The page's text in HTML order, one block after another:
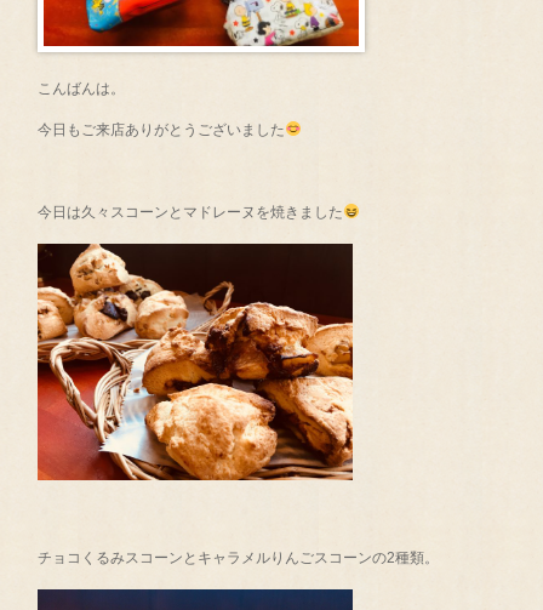
こんばんは。
今日もご来店ありがとうございました
今日は久々スコーンとマドレーヌを焼きました
チョコくるみスコーンとキャラメルりんごスコーンの2種類。